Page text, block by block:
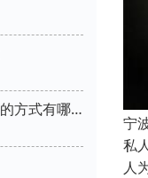
个人应急贷款是什么？个人应急贷款的方式有哪些？
宁
私
人